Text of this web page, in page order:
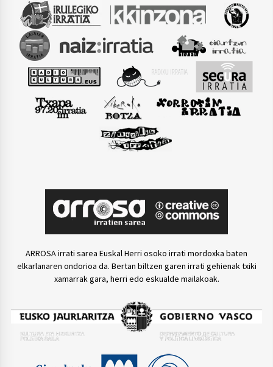
ARROSA irrati sarea Euskal Herri osoko irrati mordoxka baten
elkarlanaren ondorioa da. Bertan biltzen garen irrati gehienak txiki
xamarrak gara, herri edo eskualde mailakoak.